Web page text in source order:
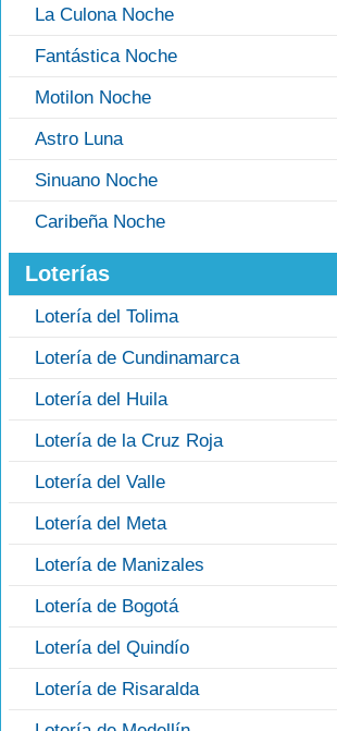
La Culona Noche
Fantástica Noche
Motilon Noche
Astro Luna
Sinuano Noche
Caribeña Noche
Loterías
Lotería del Tolima
Lotería de Cundinamarca
Lotería del Huila
Lotería de la Cruz Roja
Lotería del Valle
Lotería del Meta
Lotería de Manizales
Lotería de Bogotá
Lotería del Quindío
Lotería de Risaralda